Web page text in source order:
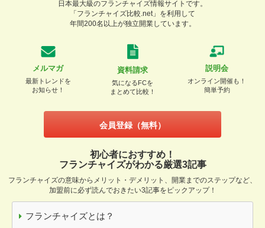
日本最大級のフランチャイズ情報サイトです。
「フランチャイズ比較.net」を利用して
年間200名以上が独立開業しています。
メルマガ
最新トレンドを
お知らせ！
資料請求
気になるFCを
まとめて比較！
説明会
オンライン開催も！
簡単予約
会員登録（無料）
初心者におすすめ！
フランチャイズがわかる厳選3記事
フランチャイズの意味からメリット・デメリット、開業までのステップなど、
加盟前に必ず読んでおきたい3記事をピックアップ！
フランチャイズとは？